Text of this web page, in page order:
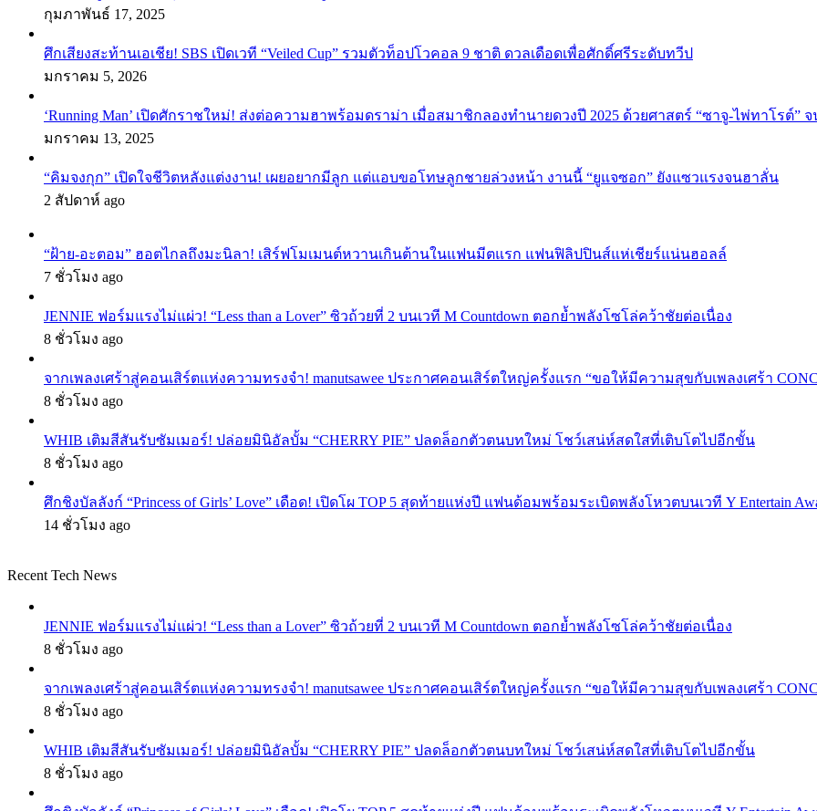
กุมภาพันธ์ 17, 2025
ศึกเสียงสะท้านเอเชีย! SBS เปิดเวที “Veiled Cup” รวมตัวท็อปโวคอล 9 ชาติ ดวลเดือดเพื่อศักดิ์ศรีระดับทวีป
มกราคม 5, 2026
‘Running Man’ เปิดศักราชใหม่! ส่งต่อความฮาพร้อมดราม่า เมื่อสมาชิกลองทำนายดวงปี 2025 ด้วยศาสตร์ “ซาจู-ไพ่ทาโรต์”
มกราคม 13, 2025
“คิมจงกุก” เปิดใจชีวิตหลังแต่งงาน! เผยอยากมีลูก แต่แอบขอโทษลูกชายล่วงหน้า งานนี้ “ยูแจซอก” ยังแซวแรงจนฮาลั่น
2 สัปดาห์ ago
“ฝ้าย-อะตอม” ฮอตไกลถึงมะนิลา! เสิร์ฟโมเมนต์หวานเกินต้านในแฟนมีตแรก แฟนฟิลิปปินส์แห่เชียร์แน่นฮอลล์
7 ชั่วโมง ago
JENNIE ฟอร์มแรงไม่แผ่ว! “Less than a Lover” ซิวถ้วยที่ 2 บนเวที M Countdown ตอกย้ำพลังโซโล่คว้าชัยต่อเนื่อง
8 ชั่วโมง ago
จากเพลงเศร้าสู่คอนเสิร์ตแห่งความทรงจำ! manutsawee ประกาศคอนเสิร์ตใหญ่ครั้งแรก “ขอให้มีความสุขกับเพลงเศร้า
8 ชั่วโมง ago
WHIB เติมสีสันรับซัมเมอร์! ปล่อยมินิอัลบั้ม “CHERRY PIE” ปลดล็อกตัวตนบทใหม่ โชว์เสน่ห์สดใสที่เติบโตไปอีกขั้น
8 ชั่วโมง ago
ศึกชิงบัลลังก์ “Princess of Girls’ Love” เดือด! เปิดโผ TOP 5 สุดท้ายแห่งปี แฟนด้อมพร้อมระเบิดพลังโหวตบนเวที Y Entertain
14 ชั่วโมง ago
Recent Tech News
JENNIE ฟอร์มแรงไม่แผ่ว! “Less than a Lover” ซิวถ้วยที่ 2 บนเวที M Countdown ตอกย้ำพลังโซโล่คว้าชัยต่อเนื่อง
8 ชั่วโมง ago
จากเพลงเศร้าสู่คอนเสิร์ตแห่งความทรงจำ! manutsawee ประกาศคอนเสิร์ตใหญ่ครั้งแรก “ขอให้มีความสุขกับเพลงเศร้า
8 ชั่วโมง ago
WHIB เติมสีสันรับซัมเมอร์! ปล่อยมินิอัลบั้ม “CHERRY PIE” ปลดล็อกตัวตนบทใหม่ โชว์เสน่ห์สดใสที่เติบโตไปอีกขั้น
8 ชั่วโมง ago